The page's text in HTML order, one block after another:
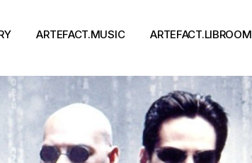
ARTEFACT.MUSIC
Виконавці
Альбоми
Концерти
ARTEFACT.LIBROOM
Книги
Письменники
Події